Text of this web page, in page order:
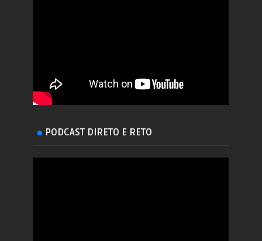
PODCAST DIRETO E RETO